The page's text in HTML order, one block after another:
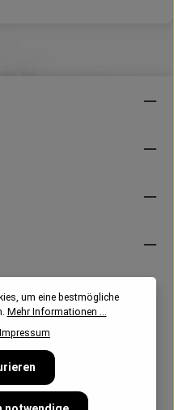
um eine bestmögliche
Mehr Informationen ...
Impressum